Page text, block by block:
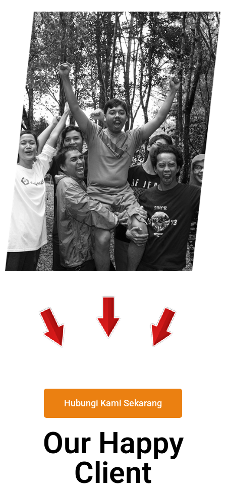
Hubungi Kami Sekarang
Our Happy
Client